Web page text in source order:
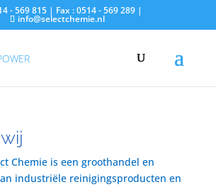
- 569 815 | Fax : 0514 - 569 289 |
info@selectchemie.nl
Chemie is een groothandel en
industriële reinigingsproducten en